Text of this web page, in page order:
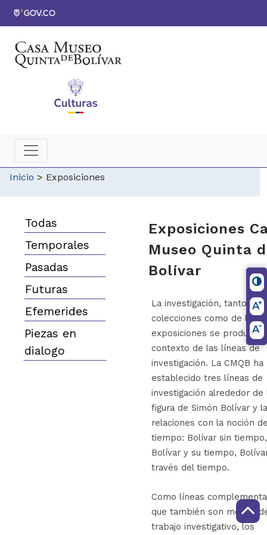
Inicio > Exposiciones
Todas
Temporales
Pasadas
Futuras
Efemerides
Piezas en
dialogo
Exposiciones
Museo Quinta
Bolívar
La investigación, tanto de
colecciones como de las
exposiciones se produce
contexto de las líneas de
investigación. La CMQB ha
establecido tres líneas de
investigación alrededor de
figura de Simón Bolívar y
relaciones con la noción
tiempo: Bolívar sin tiempo,
Bolívar y su tiempo,
través del tiempo.
Como líneas
que también son motivo
trabajo investigativo, los